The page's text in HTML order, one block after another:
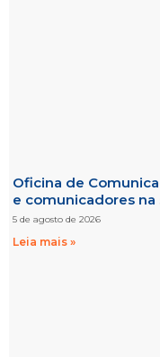
Oficina de
e comunicadores
5 de agosto de 2026
Leia mais »